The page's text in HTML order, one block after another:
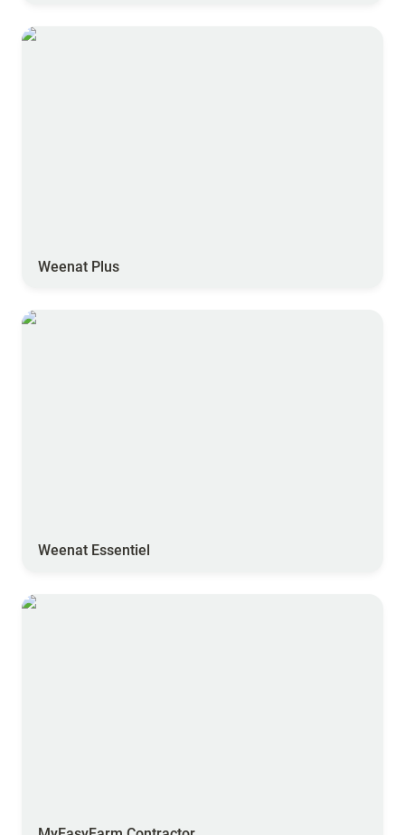
Weenat Plus
Weenat Plus
Weenat Essentiel
Weenat Essentiel
MyEasyFarm Contractor